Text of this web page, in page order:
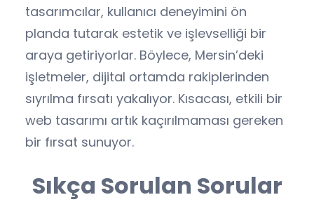
tasarımcılar, kullanıcı deneyimini ön
planda tutarak estetik ve işlevselliği bir
araya getiriyorlar. Böylece, Mersin’deki
işletmeler, dijital ortamda rakiplerinden
sıyrılma fırsatı yakalıyor. Kısacası, etkili bir
web tasarımı artık kaçırılmaması gereken
bir fırsat sunuyor.
Sıkça Sorulan Sorular